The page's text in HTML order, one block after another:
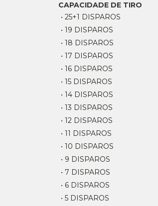
CAPACIDADE DE TIRO
• 25+1 DISPAROS
• 19 DISPAROS
• 18 DISPAROS
• 17 DISPAROS
• 16 DISPAROS
• 15 DISPAROS
• 14 DISPAROS
• 13 DISPAROS
• 12 DISPAROS
• 11 DISPAROS
• 10 DISPAROS
• 9 DISPAROS
• 7 DISPAROS
• 6 DISPAROS
• 5 DISPAROS